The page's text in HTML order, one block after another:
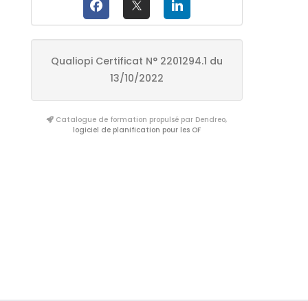
Qualiopi Certificat N° 2201294.1 du
13/10/2022
Catalogue de formation propulsé par Dendreo,
logiciel de planification pour les OF